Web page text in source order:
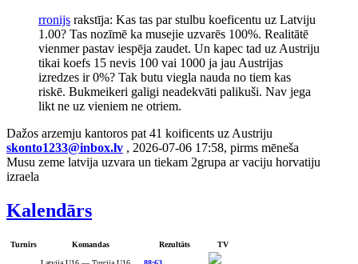
rronijs rakstīja: Kas tas par stulbu koeficentu uz Latviju
1.00? Tas nozīmē ka musejie uzvarēs 100%. Realitātē
vienmer pastav iespēja zaudet. Un kapec tad uz Austriju
tikai koefs 15 nevis 100 vai 1000 ja jau Austrijas
izredzes ir 0%? Tak butu viegla nauda no tiem kas
riskē. Bukmeikeri galigi neadekvāti palikuši. Nav jega
likt ne uz vieniem ne otriem.
Dažos arzemju kantoros pat 41 koificents uz Austriju
skonto1233@inbox.lv , 2026-07-06 17:58, pirms mēneša
Musu zeme latvija uzvara un tiekam 2grupa ar vaciju horvatiju
izraela
Kalendārs
Turnīrs Komandas Rezultāts TV